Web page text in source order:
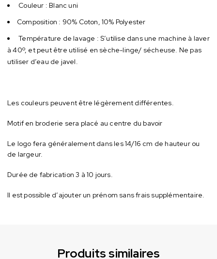
Couleur : Blanc uni
Composition : ‎90% Coton, 10% Polyester
Température de lavage : S’utilise dans une machine à laver
à 40º, et peut être utilisé en sèche-linge/ sécheuse. Ne pas
utiliser d’eau de javel.
Les couleurs peuvent être légèrement différentes.
Motif en broderie sera placé au centre du bavoir
Le logo fera généralement dans les 14/16 cm de hauteur ou
de largeur.
Durée de fabrication 3 à 10 jours.
Il est possible d’ajouter un prénom sans frais supplémentaire.
Produits similaires